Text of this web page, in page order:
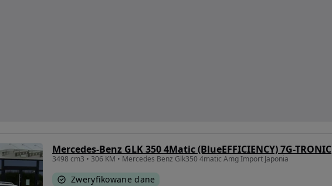
Mercedes-Benz GLK 350 4Matic (BlueEFFICIENCY) 7G-TRONIC
3498 cm3 • 306 KM • Mercedes Benz Glk350 4matic Amg Import Japonia
Zweryfikowane dane